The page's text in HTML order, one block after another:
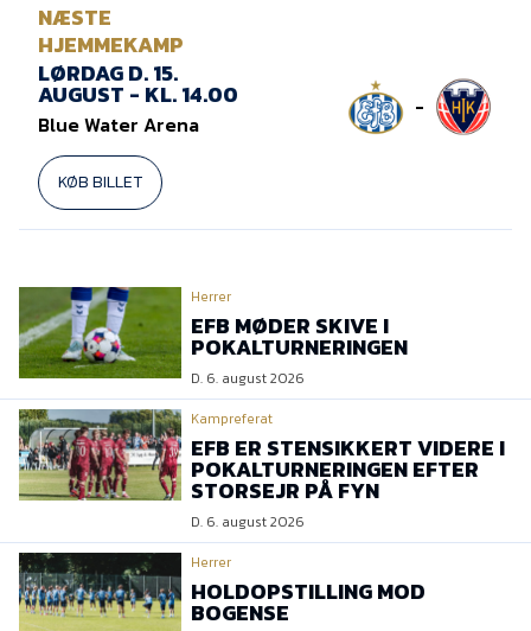
Job i EfB
Presse
NÆSTE
HJEMMEKAMP
LØRDAG D. 15.
AUGUST - KL. 14.00
Blue Water Arena
KØB BILLET
-
Herrer
EFB MØDER SKIVE I
POKALTURNERINGEN
D. 6. august 2026
Kampreferat
EFB ER STENSIKKERT VIDERE I
POKALTURNERINGEN EFTER
STORSEJR PÅ FYN
D. 6. august 2026
Herrer
HOLDOPSTILLING MOD
BOGENSE